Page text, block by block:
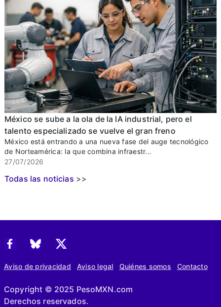
México se sube a la ola de la IA industrial, pero el
talento especializado se vuelve el gran freno
México está entrando a una nueva fase del auge tecnológico
de Norteamérica: la que combina infraestr...
27/07/2026
Todas las noticias >>
Aviso de privacidad Aviso legal Quiénes somos Contacto
Copyright © 2025 PesoMXN.com
Derechos reservados.